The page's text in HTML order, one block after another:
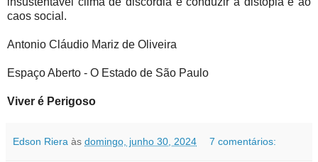
caos social.
Antonio Cláudio Mariz de Oliveira
Espaço Aberto - O Estado de São Paulo
Viver é Perigoso
Edson Riera às domingo, junho 30, 2024 7 comentários: